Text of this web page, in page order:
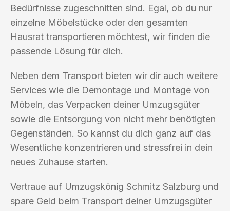
Bedürfnisse zugeschnitten sind. Egal, ob du nur
einzelne Möbelstücke oder den gesamten
Hausrat transportieren möchtest, wir finden die
passende Lösung für dich.
Neben dem Transport bieten wir dir auch weitere
Services wie die Demontage und Montage von
Möbeln, das Verpacken deiner Umzugsgüter
sowie die Entsorgung von nicht mehr benötigten
Gegenständen. So kannst du dich ganz auf das
Wesentliche konzentrieren und stressfrei in dein
neues Zuhause starten.
Vertraue auf Umzugskönig Schmitz Salzburg und
spare Geld beim Transport deiner Umzugsgüter